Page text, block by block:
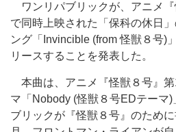
ワンリパブリックが、アニメ
で同時上映された「保科の休日
ング「Invincible (from 怪獣８号)
リースすることを発表した。
本曲は、アニメ『怪獣８号』
マ「Nobody (怪獣８号EDテーマ
ブリックが『怪獣８号』のため